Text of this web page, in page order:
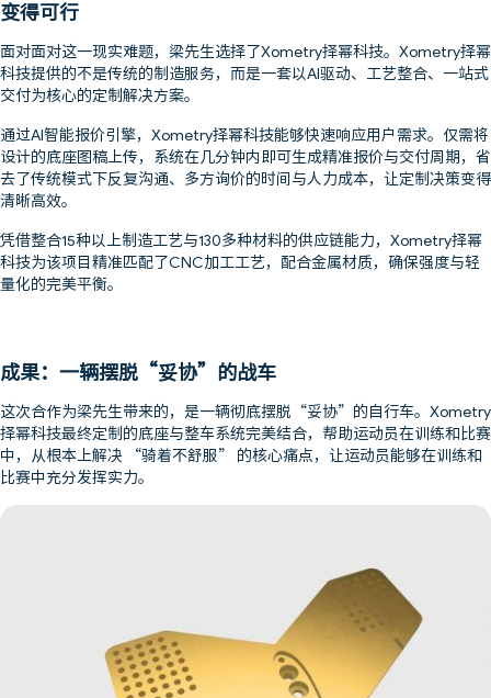
变得可行
面对面对这一现实难题，梁先生选择了Xometry择幂科技。Xometry择幂
科技提供的不是传统的制造服务，而是一套以AI驱动、工艺整合、一站式
交付为核心的定制解决方案。
通过AI智能报价引擎，Xometry择幂科技能够快速响应用户需求。仅需将
设计的底座图稿上传，系统在几分钟内即可生成精准报价与交付周期，省
去了传统模式下反复沟通、多方询价的时间与人力成本，让定制决策变得
清晰高效。
凭借整合15种以上制造工艺与130多种材料的供应链能力，Xometry择幂
科技为该项目精准匹配了CNC加工工艺，配合金属材质，确保强度与轻
量化的完美平衡。
成果：一辆摆脱“妥协”的战车
这次合作为梁先生带来的，是一辆彻底摆脱“妥协”的自行车。Xometry
择幂科技最终定制的底座与整车系统完美结合，帮助运动员在训练和比赛
中，从根本上解决 “骑着不舒服” 的核心痛点，让运动员能够在训练和
比赛中充分发挥实力。